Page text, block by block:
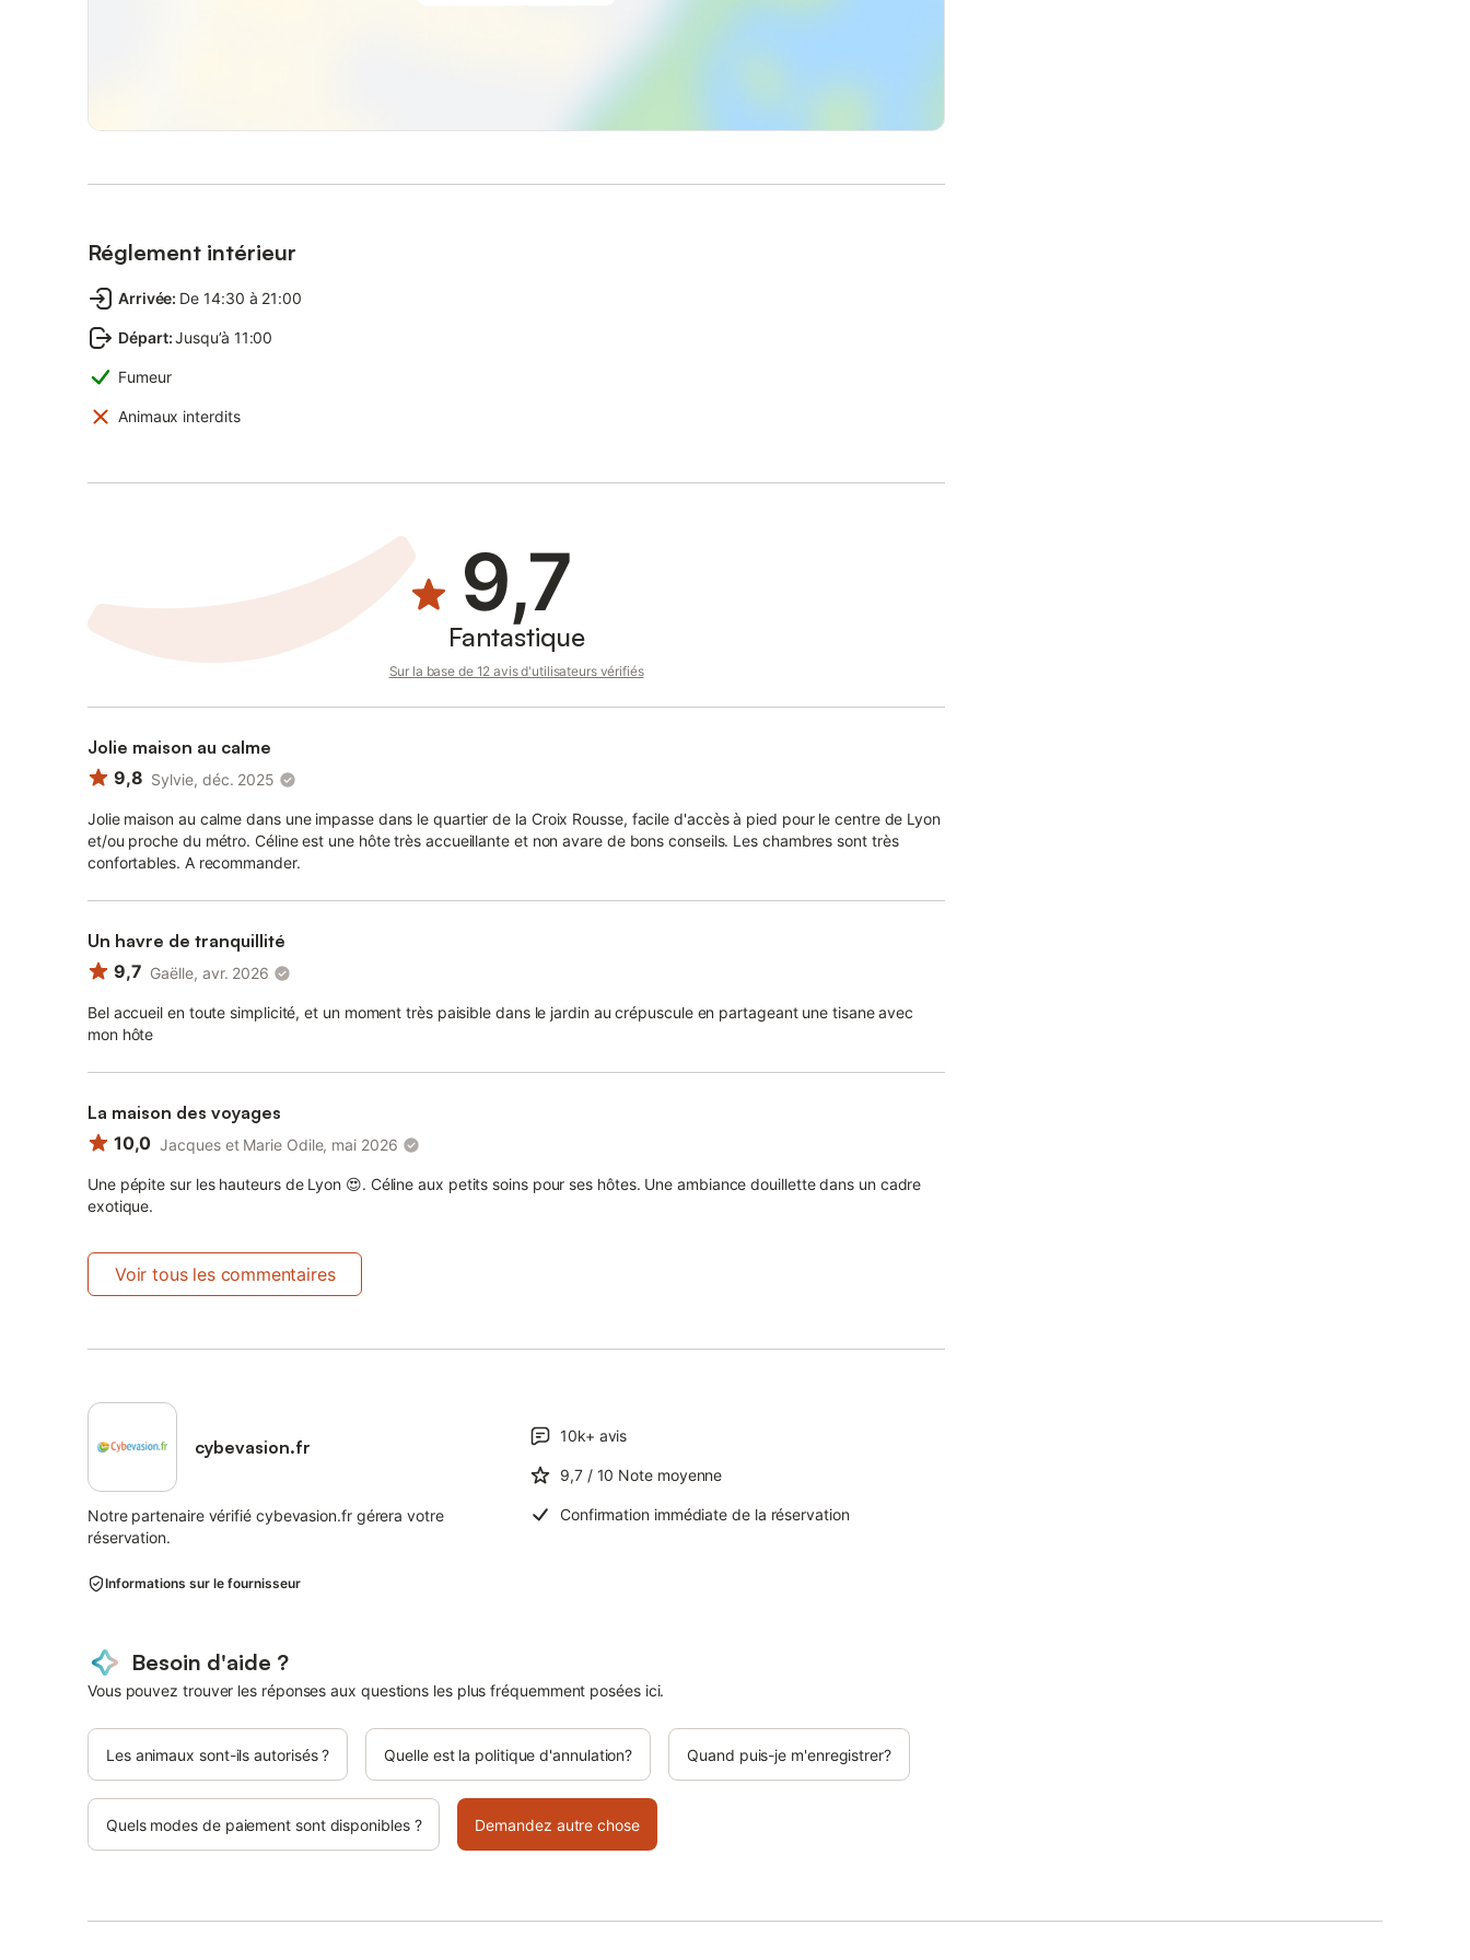
Réglement intérieur
Arrivée: De 14:30 à 21:00
Départ:Jusqu’à 11:00
Fumeur
Animaux interdits
9,7
Fantastique
Sur la base de 12 avis d'utilisateurs vérifiés
Jolie maison au calme
9,8 Sylvie, déc. 2025
Jolie maison au calme dans une impasse dans le quartier de la Croix Rousse, facile d'accès à pied pour le centre de Lyon
et/ou proche du métro. Céline est une hôte très accueillante et non avare de bons conseils. Les chambres sont très
confortables. A recommander.
Un havre de tranquillité
9,7 Gaëlle, avr. 2026
Bel accueil en toute simplicité, et un moment très paisible dans le jardin au crépuscule en partageant une tisane avec
mon hôte
La maison des voyages
10,0 Jacques et Marie Odile, mai 2026
Une pépite sur les hauteurs de Lyon 😍. Céline aux petits soins pour ses hôtes. Une ambiance douillette dans un cadre
exotique.
Voir tous les commentaires
cybevasion.fr
Notre partenaire vérifié cybevasion.fr gérera votre
réservation.
10k+ avis
9,7 / 10 Note moyenne
Confirmation immédiate de la réservation
Informations sur le fournisseur
Besoin d'aide ?
Vous pouvez trouver les réponses aux questions les plus fréquemment posées ici.
Les animaux sont-ils autorisés ? Quelle est la politique d'annulation? Quand puis-je m'enregistrer?
Quels modes de paiement sont disponibles ? Demandez autre chose